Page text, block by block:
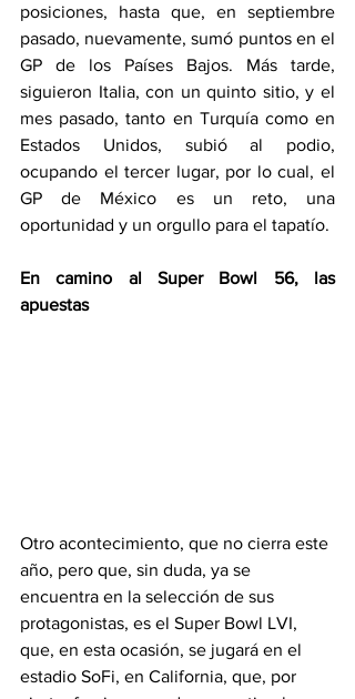
posiciones, hasta que, en septiembre
pasado, nuevamente, sumó puntos en el
GP de los Países Bajos. Más tarde,
siguieron Italia, con un quinto sitio, y el
mes pasado, tanto en Turquía como en
Estados Unidos, subió al podio,
ocupando el tercer lugar, por lo cual, el
GP de México es un reto, una
En camino al Super Bowl 56, las
apuestas
Otro acontecimiento, que no cierra este
año, pero que, sin duda, ya se
encuentra en la selección de sus
protagonistas, es el Super Bowl LVI,
que, en esta ocasión, se jugará en el
estadio SoFi, en California, que, por